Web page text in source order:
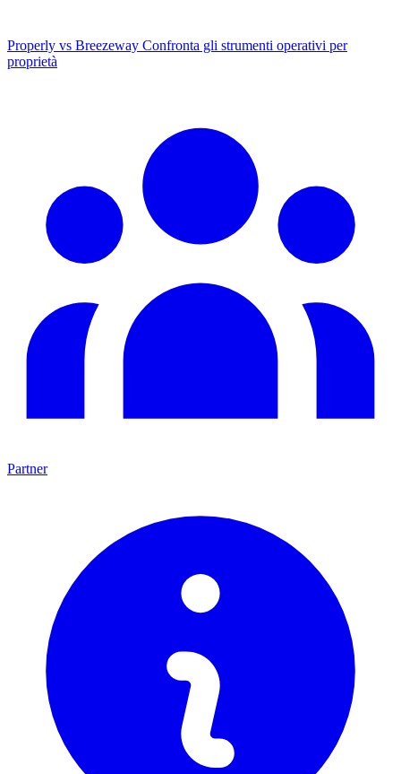
Properly vs Breezeway Confronta gli strumenti operativi per
proprietà
Partner